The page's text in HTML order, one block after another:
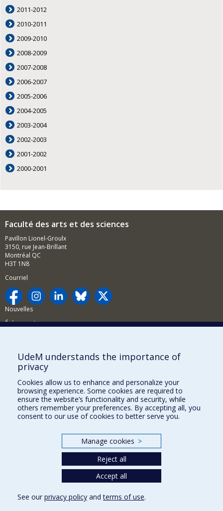
2011-2012
2010-2011
2009-2010
2008-2009
2007-2008
2006-2007
2005-2006
2004-2005
2003-2004
2002-2003
2001-2002
2000-2001
Faculté des arts et des sciences
Pavillon Lionel-Groulx
3150, rue Jean-Brillant
Montréal QC
H3T 1N8
Courriel
Nouvelles
Événements
BESOIN D'AIDE?
Plan du site
Signaler une erreur
Accessibilité
FACULTÉ DES ARTS ET DES SCIENCES
Nos départements et écoles
Nos centres d'études
Nos programmes et cours
Privacy
UdeM understands the importance of
privacy
Cookies allow us to enhance and personalize your
browsing experience. Some cookies are required to
ensure the website’s functionality and security, while
others remember your preferences. By accepting all, you
consent to our use of cookies to better serve you.
Manage cookies >
Reject all
Accept all
See our privacy policy andterms of use.